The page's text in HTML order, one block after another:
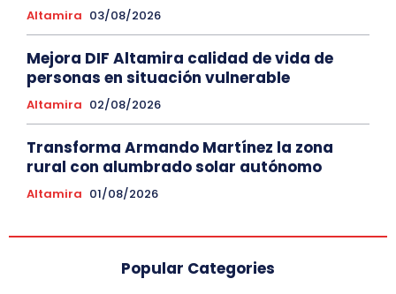
Altamira 03/08/2026
Mejora DIF Altamira calidad de vida de
personas en situación vulnerable
Altamira 02/08/2026
Transforma Armando Martínez la zona
rural con alumbrado solar autónomo
Altamira 01/08/2026
Popular Categories